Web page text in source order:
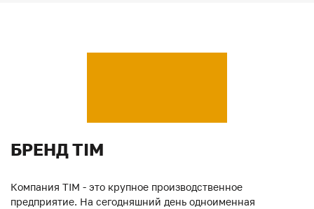
БРЕНД TIM
Компания TIM - это крупное производственное
предприятие. На сегодняшний день одноименная